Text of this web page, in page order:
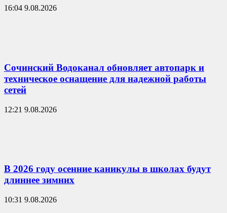
16:04 9.08.2026
Сочинский Водоканал обновляет автопарк и
техническое оснащение для надежной работы
сетей
12:21 9.08.2026
В 2026 году осенние каникулы в школах будут
длиннее зимних
10:31 9.08.2026